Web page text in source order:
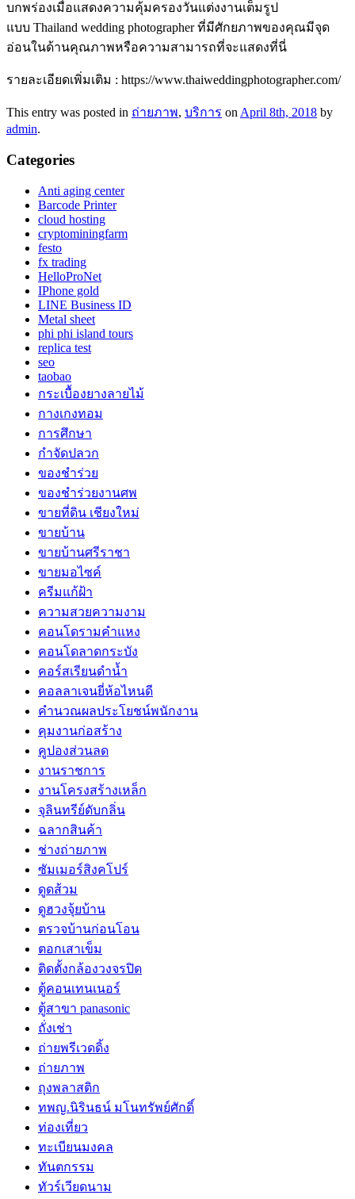
บกพร่องเมื่อแสดงความคุ้มครองวันแต่งงานเต็มรูป
แบบ Thailand wedding photographer ที่มีศักยภาพของคุณมีจุด
อ่อนในด้านคุณภาพหรือความสามารถที่จะแสดงที่นี่
รายละเอียดเพิ่มเติม : https://www.thaiweddingphotographer.com/
This entry was posted in ถ่ายภาพ, บริการ on April 8th, 2018 by
admin.
Categories
Anti aging center
Barcode Printer
cloud hosting
cryptominingfarm
festo
fx trading
HelloProNet
IPhone gold
LINE Business ID
Metal sheet
phi phi island tours
replica test
seo
taobao
กระเบื้องยางลายไม้
กางเกงทอม
การศึกษา
กำจัดปลวก
ของชำร่วย
ของชำร่วยงานศพ
ขายที่ดิน เชียงใหม่
ขายบ้าน
ขายบ้านศรีราชา
ขายมอไซค์
ครีมแก้ฝ้า
ความสวยความงาม
คอนโดรามคำแหง
คอนโดลาดกระบัง
คอร์สเรียนดำน้ำ
คอลลาเจนยี่ห้อไหนดี
คำนวณผลประโยชน์พนักงาน
คุมงานก่อสร้าง
คูปองส่วนลด
งานราชการ
งานโครงสร้างเหล็ก
จุลินทรีย์ดับกลิ่น
ฉลากสินค้า
ช่างถ่ายภาพ
ซัมเมอร์สิงคโปร์
ดูดส้วม
ดูฮวงจุ้ยบ้าน
ตรวจบ้านก่อนโอน
ตอกเสาเข็ม
ติดตั้งกล้องวงจรปิด
ตู้คอนเทนเนอร์
ตู้สาขา panasonic
ถั่งเช่า
ถ่ายพรีเวดดิ้ง
ถ่ายภาพ
ถุงพลาสติก
ทพญ.นิรินธน์ มโนทรัพย์ศักดิ์
ท่องเที่ยว
ทะเบียนมงคล
ทันตกรรม
ทัวร์เวียดนาม